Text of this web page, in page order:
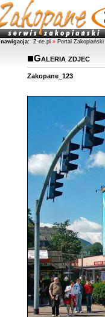
nawigacja: Z-ne.pl » Portal Zakopiański
Galeria zdjec
Zakopane_123